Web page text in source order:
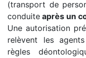
(transport de
conduite après un
Une autorisation
relèvent les
règles